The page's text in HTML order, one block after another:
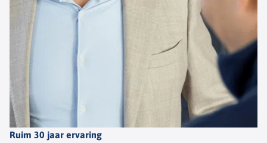
Ruim 30 jaar ervaring